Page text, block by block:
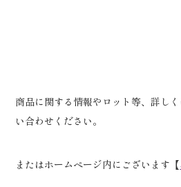
商品に関する情報やロット等、詳し
い合わせください。
またはホームページ内にございます【